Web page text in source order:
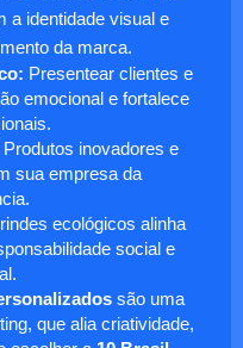
a identidade visual e
da marca.
Presentear clientes e
emocional e fortalece
Produtos inovadores e
sua empresa da
ecológicos alinha
social e
são uma
que alia criatividade,